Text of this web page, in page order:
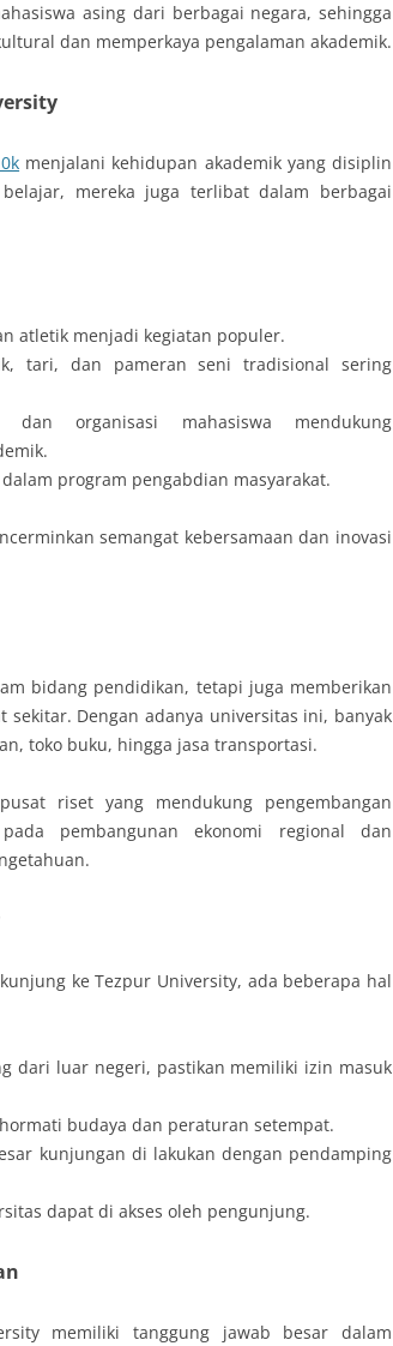
asing dari berbagai negara, sehingga
dan memperkaya pengalaman akademik.
menjalani kehidupan akademik yang disiplin
mereka juga terlibat dalam berbagai
atletik menjadi kegiatan populer.
tari, dan pameran seni tradisional sering
organisasi mahasiswa mendukung
program pengabdian masyarakat.
semangat kebersamaan dan inovasi
bidang pendidikan, tetapi juga memberikan
sekitar. Dengan adanya universitas ini, banyak
toko buku, hingga jasa transportasi.
riset yang mendukung pengembangan
pembangunan ekonomi regional dan
ke Tezpur University, ada beberapa hal
dari luar negeri, pastikan memiliki izin masuk
budaya dan peraturan setempat.
kunjungan di lakukan dengan pendamping
dapat di akses oleh pengunjung.
memiliki tanggung jawab besar dalam